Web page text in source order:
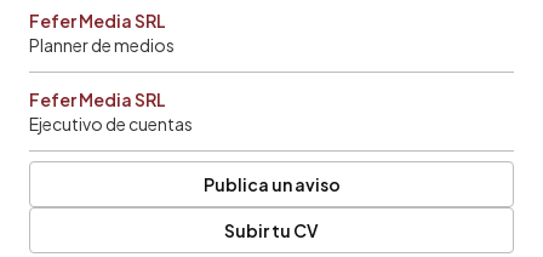
Fefer Media SRL
Planner de medios
Fefer Media SRL
Ejecutivo de cuentas
Publica un aviso
Subir tu CV